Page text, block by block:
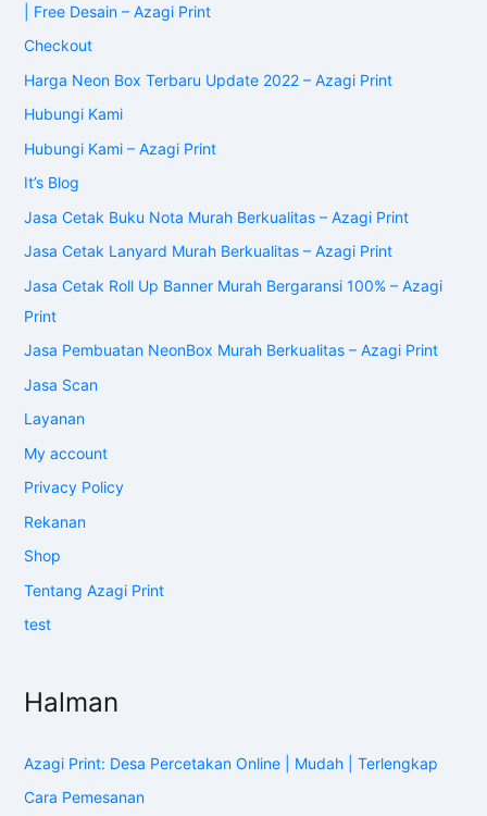
| Free Desain – Azagi Print
Checkout
Harga Neon Box Terbaru Update 2022 – Azagi Print
Hubungi Kami
Hubungi Kami – Azagi Print
It’s Blog
Jasa Cetak Buku Nota Murah Berkualitas – Azagi Print
Jasa Cetak Lanyard Murah Berkualitas – Azagi Print
Jasa Cetak Roll Up Banner Murah Bergaransi 100% – Azagi
Print
Jasa Pembuatan NeonBox Murah Berkualitas – Azagi Print
Jasa Scan
Layanan
My account
Privacy Policy
Rekanan
Shop
Tentang Azagi Print
test
Halman
Azagi Print: Desa Percetakan Online | Mudah | Terlengkap
Cara Pemesanan